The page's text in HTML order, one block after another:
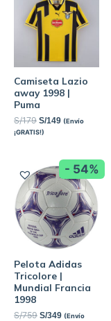
Camiseta Lazio
away 1998 |
Puma
S/179 S/149 (Envío
¡GRATIS!)
- 54%
Pelota Adidas
Tricolore |
Mundial Francia
1998
S/759 S/349 (Envío